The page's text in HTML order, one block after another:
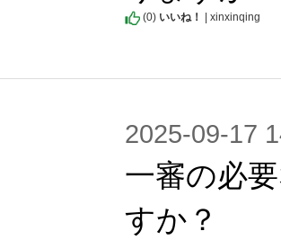
(0) いいね！ | xinxinqing
2025-09-17
一審の必
すか？